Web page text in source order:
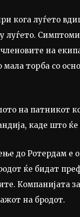
кога луѓето
луѓето.
на
мала торба со
на патникот
каде што
до Ротердам е
ќе бидат
Компанијата
на бродот.